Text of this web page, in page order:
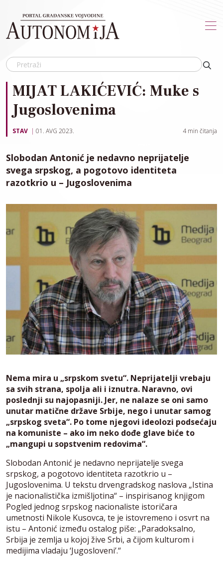
MIJAT LAKIĆEVIĆ: Muke s
Jugoslovenima
STAV 01. AVG 2023. 4 min čitanja
Slobodan Antonić je nedavno neprijatelje
svega srpskog, a pogotovo identiteta
razotkrio u – Jugoslovenima
Nema mira u „srpskom svetu“. Neprijatelji vrebaju
sa svih strana, spolja ali i iznutra. Naravno, ovi
poslednji su najopasniji. Jer, ne nalaze se oni samo
unutar matične države Srbije, nego i unutar samog
„srpskog sveta“. Po tome njegovi ideolozi podsećaju
na komuniste – ako im neko dođe glave biće to
„mangupi u sopstvenim redovima“.
Slobodan Antonić je nedavno neprijatelje svega
srpskog, a pogotovo identiteta razotkrio u –
Jugoslovenima. U tekstu drvengradskog naslova „Istina
je nacionalistička izmišljotina“ – inspirisanog knjigom
Pogled jednog srpskog nacionaliste istoričara
umetnosti Nikole Kusovca, te je istovremeno i osvrt na
istu – Antonić između ostalog piše: „Paradoksalno,
Srbija je zemlja u kojoj žive Srbi, a čijom kulturom i
medijima vladaju ‘Jugosloveni’.“